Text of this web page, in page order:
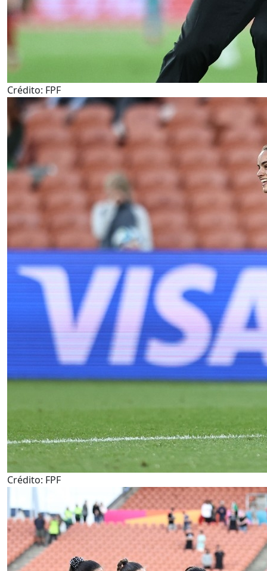
Crédito: FPF
Crédito: FPF